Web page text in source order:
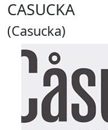
CASUCKA
(Casucka)